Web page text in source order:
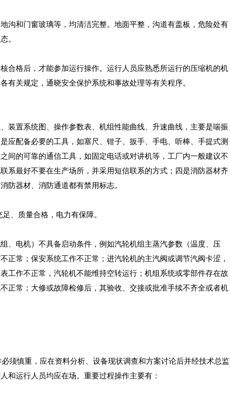
沟和门窗玻璃等，均清洁完整。地面平整，沟道有盖板，危险处有
。
合格后，才能参加运行操作。运行人员应熟悉所运行的压缩机的机
有关规定，通晓安全保护系统和事故处理等有关程序。
装置系统图、操作参数表、机组性能曲线、升速曲线，主要是喘振
应配备必要的工具，如塞尺、钳子、扳手、手电、听棒、手提式测
间的可靠的通信工具，如固定电话或对讲机等，工厂内一般建议不
系最好不要在生产场所，并采用短信联系的方式；四是消防器材齐
防器材、消防通道都有禁用标志。
、质量合格，电力有保障。
、电机）不具备启动条件，例如汽轮机组主蒸汽参数（温度、压
正常；保安系统工作不正常；进汽轮机的主汽阀或调节汽阀卡涩，
工作不正常，汽轮机不能维持空转运行；机组系统或零部件存在故
正常；大修或故障检修后，其验收、交接或批准手续不齐全或者机
须慎重，应在资料分析、设备现状调查和方案讨论后并经技术总监
和运行人员均应在场。重要过程操作主要有：